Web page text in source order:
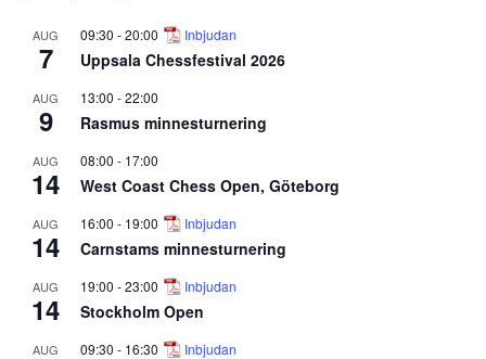
AUG
7
09:30 -20:00 Inbjudan
Uppsala Chessfestival 2026
AUG
9
13:00 -22:00
Rasmus minnesturnering
AUG
14
08:00 - 17:00
West Coast Chess Open, Göteborg
AUG
14
16:00 - 19:00 Inbjudan
Carnstams minnesturnering
AUG
14
19:00 -23:00 Inbjudan
Stockholm Open
AUG 09:30 - 16:30 Inbjudan